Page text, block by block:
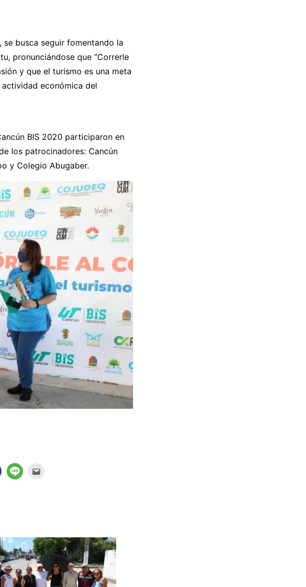
se busca seguir fomentando la
pronunciándose que “Correrle
y que el turismo es una meta
económica del
BIS 2020 participaron en
los patrocinadores: Cancún
y Colegio Abugaber.